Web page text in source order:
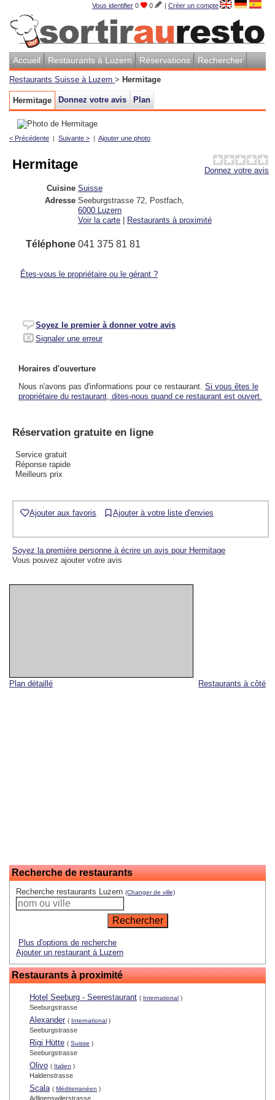
Vous identifier 0 0 | Créer un compte
Accueil Restaurants à Luzern Réservations Rechercher
Restaurants Suisse à Luzern > Hermitage
Hermitage Donnez votre avis Plan
< Précédente | Suivante > | Ajouter une photo
Restaurants à côté
Plan détaillé
Recherche de restaurants
Recherche restaurants Luzern (Changer de ville)
Plus d'options de recherche
Ajouter un restaurant à Luzern
Restaurants à proximité
Hotel Seeburg - Seerestaurant ( International )
Seeburgstrasse
Alexander ( International )
Seeburgstrasse
Rigi Hütte ( Suisse )
Seeburgstrasse
Olivo ( Italien )
Haldenstrasse
Scala ( Méditerranéen )
Adligenswilerstrasse
Donnez votre avis
Hermitage
Cuisine Suisse
Adresse Seeburgstrasse 72, Postfach
6000
Luzern
Voir la carte
Restaurants à proximité
Téléphone 041 375 81 81
Êtes-vous le propriétaire ou le gérant ?
Soyez le premier à donner votre avis
Signaler une erreur
Horaires d'ouverture
Nous n'avons pas d'informations pour ce restaurant. Si vous êtes le
propriétaire du restaurant, dites-nous quand ce restaurant est ouvert.
Réservation gratuite en ligne
Service gratuit
Réponse rapide
Meilleurs prix
Ajouter aux favoris Ajouter à votre liste d'envies
Soyez la première personne à écrire un avis pour Hermitage
Vous pouvez ajouter votre avis